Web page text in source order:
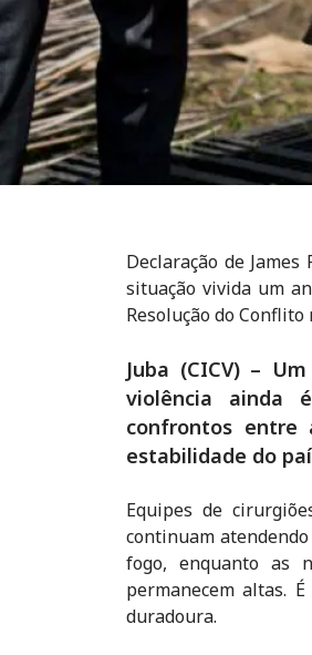
Declaração de
situação vivida um
Resolução do Conflito
Juba (CICV) –
violência ainda
confrontos entre
estabilidade do
Equipes de
continuam
fogo, enquanto as
permanecem altas.
duradoura.